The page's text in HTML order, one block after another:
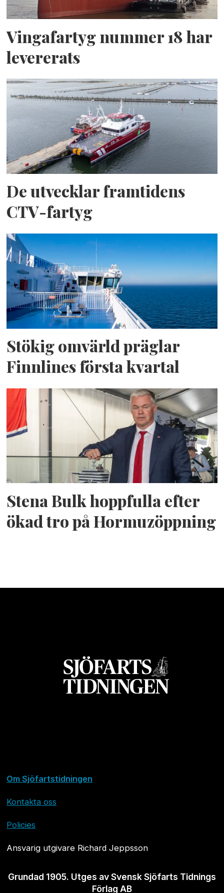
Vingafartyg nummer 18 har
levererats
De utvecklar framtidens
CTV-fartyg
Stökig omvärld präglar
Finnlines första kvartal
Stena Bulk hoppfulla efter
ökad tro på Hormuzöppning
Om Sjöfartstidningen
Kontakta oss
Policies
Ansvarig utgivare Richard Jeppsson
Grundad 1905. Utges av Svensk Sjöfarts Tidnings
Förlag AB